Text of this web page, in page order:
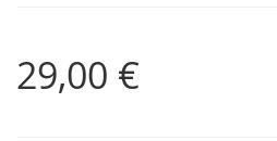
imágenes
29,00 €